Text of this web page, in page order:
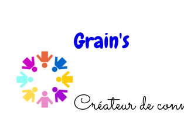
Grain's
Créateur de